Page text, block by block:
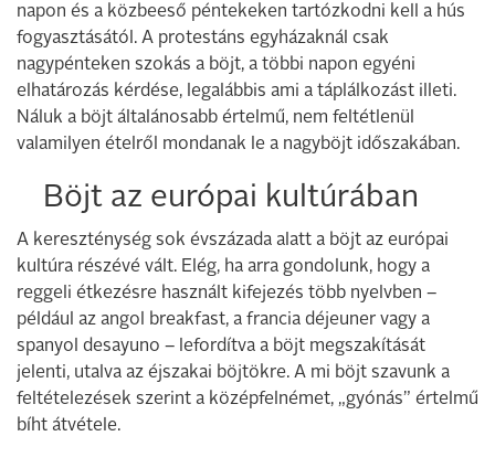
napon és a közbeeső péntekeken tartózkodni kell a hús
fogyasztásától. A protestáns egyházaknál csak
nagypénteken szokás a böjt, a többi napon egyéni
elhatározás kérdése, legalábbis ami a táplálkozást illeti.
Náluk a böjt általánosabb értelmű, nem feltétlenül
valamilyen ételről mondanak le a nagyböjt időszakában.
Böjt az európai kultúrában
A kereszténység sok évszázada alatt a böjt az európai
kultúra részévé vált. Elég, ha arra gondolunk, hogy a
reggeli étkezésre használt kifejezés több nyelvben –
például az angol breakfast, a francia déjeuner vagy a
spanyol desayuno – lefordítva a böjt megszakítását
jelenti, utalva az éjszakai böjtökre. A mi böjt szavunk a
feltételezések szerint a középfelnémet, „gyónás” értelmű
bíht átvétele.